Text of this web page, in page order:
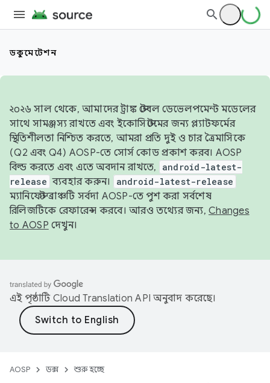
ডকুমেন্টেশন
২০২৬ সাল থেকে, আমাদের ট্রাঙ্ক স্টেবল ডেভেলপমেন্ট মডেলের
সাথে সামঞ্জস্য রাখতে এবং ইকোসিস্টেমের জন্য প্ল্যাটফর্মের
স্থিতিশীলতা নিশ্চিত করতে, আমরা প্রতি দুই ও চার ত্রৈমাসিকে
(Q2 এবং Q4) AOSP-তে সোর্স কোড প্রকাশ করব। AOSP
বিল্ড করতে এবং এতে অবদান রাখতে,
android-latest-
release ব্যবহার করুন। android-latest-release
ম্যানিফেস্ট ব্রাঞ্চটি সর্বদা AOSP-তে পুশ করা সর্বশেষ
রিলিজটিকে রেফারেন্স করবে। আরও তথ্যের জন্য, Changes
to AOSP দেখুন।
এই পৃষ্ঠাটি Cloud Translation API অনুবাদ করেছে।
AOSP ডক্স শুরু হচ্ছে